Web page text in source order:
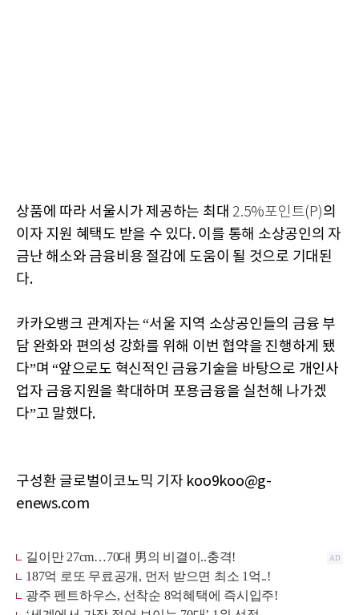
상품에 따라 서울시가 제공하는 최대 2.5%포인트(P)의
이자 지원 혜택도 받을 수 있다. 이를 통해 소상공인의 자
금난 해소와 금융비용 절감에 도움이 될 것으로 기대된
다.
카카오뱅크 관계자는 “서울 지역 소상공인들의 금융 부
담 완화와 편의성 강화를 위해 이번 협약을 진행하게 됐
다”며 “앞으로도 혁신적인 금융기술을 바탕으로 개인사
업자 금융지원을 확대하며 포용금융을 실천해 나가겠
다”고 말했다.
구성환 글로벌이코노믹 기자 koo9koo@g-
enews.com